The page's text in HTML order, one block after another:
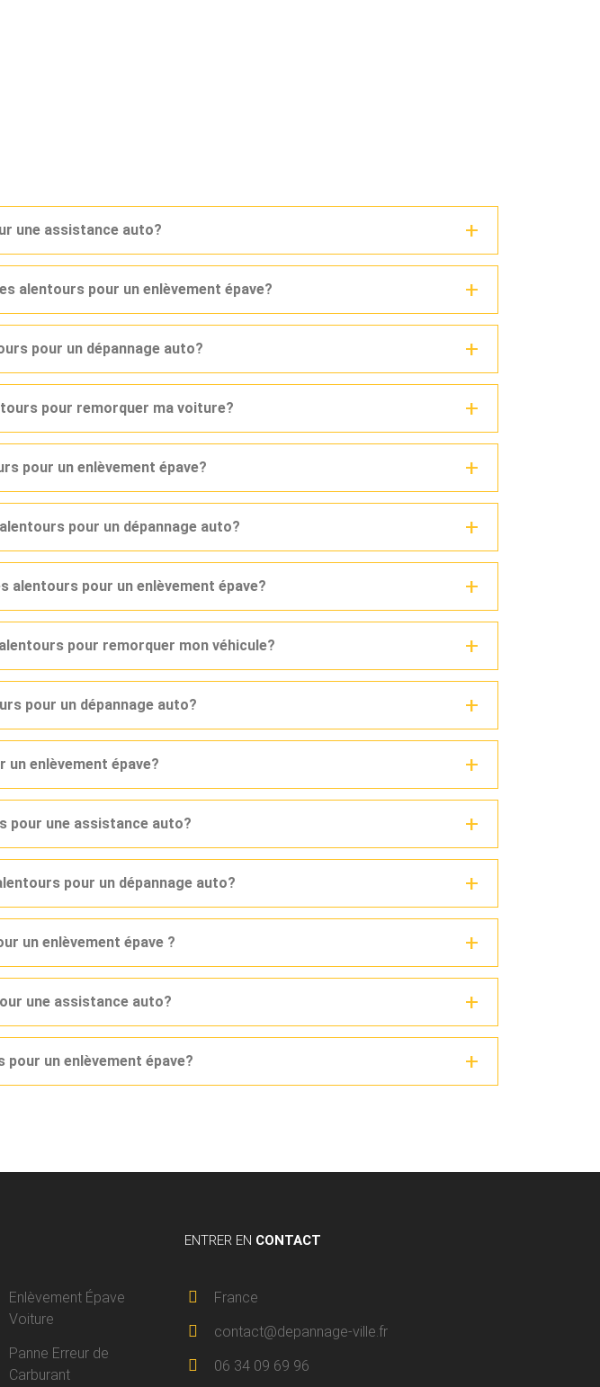
une assistance auto?
alentours pour un enlèvement épave?
pour un dépannage auto?
pour remorquer ma voiture?
pour un enlèvement épave?
pour un dépannage auto?
alentours pour un enlèvement épave?
pour remorquer mon véhicule?
pour un dépannage auto?
enlèvement épave?
pour une assistance auto?
pour un dépannage auto?
un enlèvement épave ?
une assistance auto?
un enlèvement épave?
Enlèvement Épave
Voiture
Panne Erreur de
Carburant
ENTRER EN CONTACT
France
contact@depannage-ville.fr
06 34 09 69 96